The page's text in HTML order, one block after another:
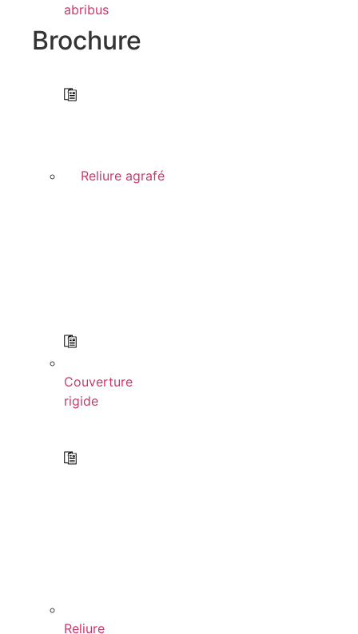
Couverture
rigide
abribus
Brochure
Reliure
Reliure agrafé